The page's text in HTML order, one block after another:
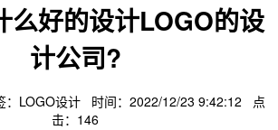
么好的设计LOGO的设
计公司?
LOGO设计
时间：2022/12/23 9:42:12 点
击： 146